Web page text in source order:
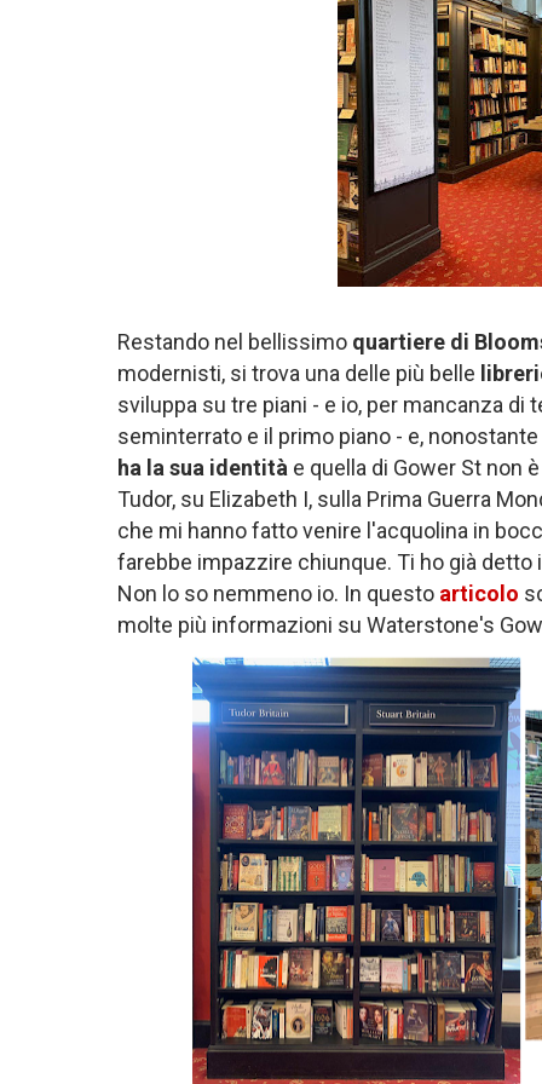
Restando nel bellissimo quartiere di
modernisti, si trova una delle più belle
sviluppa su tre piani - e io, per mancanza di
seminterrato e il primo piano - e,
ha la sua identità e quella di Gower St non
Tudor, su Elizabeth I, sulla Prima Guerra
che mi hanno fatto venire l'acquolina in
farebbe impazzire chiunque. Ti ho già
Non lo so nemmeno io. In questo articolo
molte più informazioni su Waterstone's